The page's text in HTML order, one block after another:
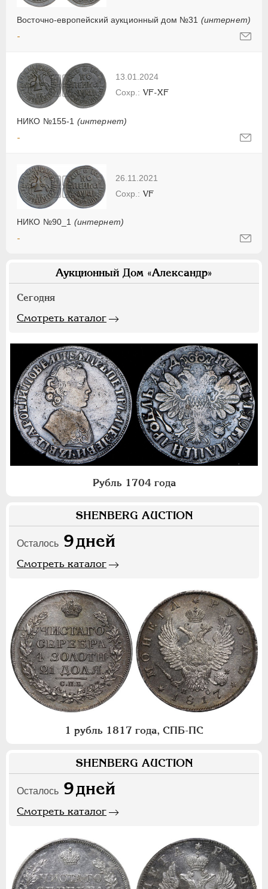
Восточно-европейский аукционный дом №31 (интернет)
-
13.01.2024
НИКО №155-1 (интернет)
VF-XF
-
26.11.2021
НИКО №90_1 (интернет)
VF
-
Аукционный Дом «Александр»
Сегодня
Смотреть каталог
Рубль 1704 года
SHENBERG AUCTION
Осталось 9дней
Смотреть каталог
1 рубль 1817 года, СПБ-ПС
SHENBERG AUCTION
Осталось 9дней
Смотреть каталог